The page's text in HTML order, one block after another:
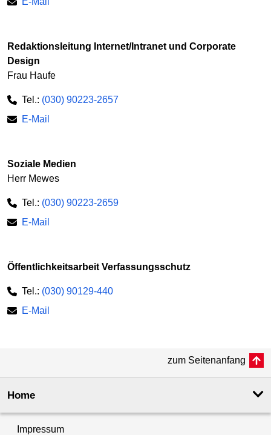
Redaktionsleitung Internet/Intranet und Corporate
Design
Frau Haufe
Tel.: (030) 90223-2657
E-Mail
Soziale Medien
Herr Mewes
Tel.: (030) 90223-2659
E-Mail
Öffentlichkeitsarbeit Verfassungsschutz
Tel.: (030) 90129-440
E-Mail
zum Seitenanfang
Home
Impressum